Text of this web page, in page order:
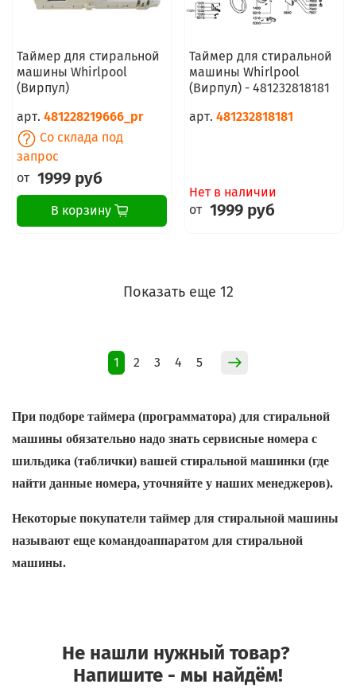
Таймер для стиральной
машины Whirlpool
(Вирпул)
арт. 481228219666_pr
Со склада под
запрос
от 1999 руб
В корзину
Таймер для стиральной
машины Whirlpool
(Вирпул) - 481232818181
арт. 481232818181
Нет в наличии
от 1999 руб
Показать еще 12
1 2 3 4 5
При подборе таймера (программатора) для стиральной
машины обязательно надо знать сервисные номера с
шильдика (таблички) вашей стиральной машинки (где
найти данные номера, уточняйте у наших менеджеров).
Некоторые покупатели таймер для стиральной машины
называют еще командоаппаратом для стиральной
машины.
Не нашли нужный товар?
Напишите - мы найдём!